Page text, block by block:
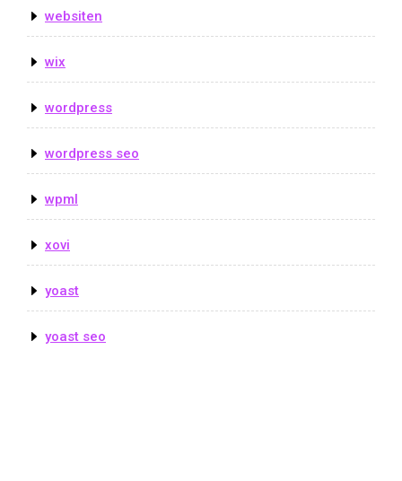
websiten
wix
wordpress
wordpress seo
wpml
xovi
yoast
yoast seo